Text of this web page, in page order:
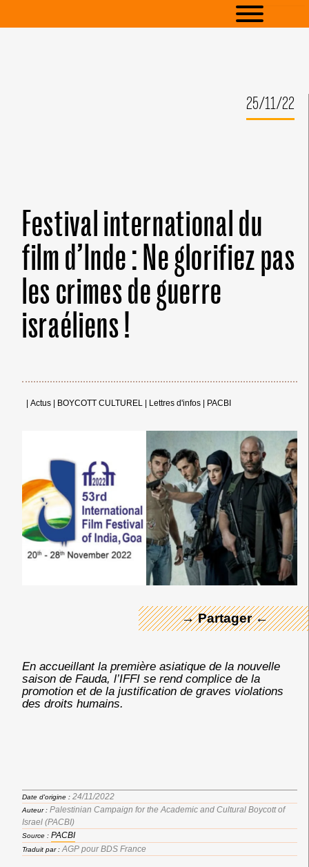
25/11/22
Festival international du
film d’Inde : Ne glorifiez pas
les crimes de guerre
israéliens !
Actus BOYCOTT CULTUREL Lettres d'infos PACBI
→ Partager ←
← Merci ! →
En accueillant la première asiatique de la nouvelle
saison de Fauda, l’IFFI se rend complice de la
promotion et de la justification de graves violations
des droits humains.
Date d'origine : 24/11/2022
Auteur : Palestinian Campaign for the Academic and Cultural Boycott of
Israel (PACBI)
Source : PACBI
Traduit par : AGP pour BDS France